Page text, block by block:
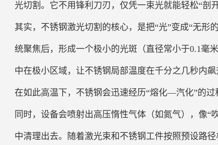
光切割。它不用锋利刀刃，仅凭一束光就能轻松“剖
其实，不锈钢激光切割的核心，是把“光”变成“无形
统聚焦后，形成一个极小的光斑（直径常小于0.1毫
中在极小区域，让不锈钢局部温度在千分之几秒内
在如此高温下，不锈钢会迅速经历“熔化—汽化”的
同时，设备会喷射出高压惰性气体（如氮气），像
中清理出去。随着激光束和不锈钢工件按照预设路